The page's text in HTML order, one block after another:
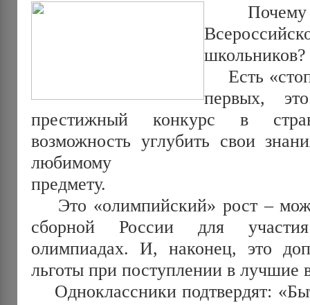
Почему
школьников?
Есть
первых,
престижный конкурс в
возможность углубить свои
любимому
предмету.
Это «олимпийский» рост –
сборной России для
олимпиадах. И, наконец, это
льготы при поступлении в лучшие
Одноклассники подтвердят: